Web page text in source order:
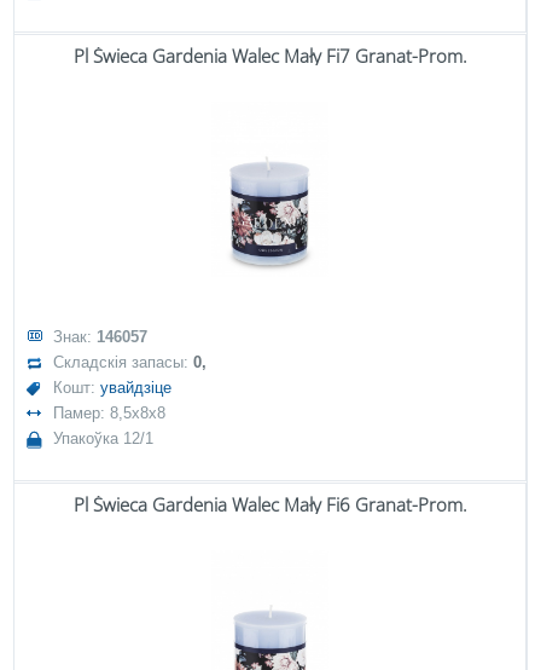
Pl Świeca Gardenia Walec Mały Fi7 Granat-Prom.
Знак: 146057
Складскія запасы:0,
Кошт:увайдзіце
Памер: 8,5x8x8
Упакоўка 12/1
Pl Świeca Gardenia Walec Mały Fi6 Granat-Prom.